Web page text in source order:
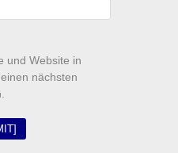
und Website in
nächsten